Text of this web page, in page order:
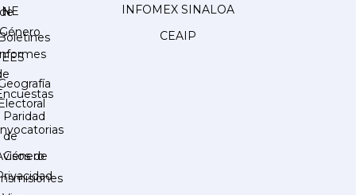
de
de
Género
Paridad
de
Género
INFOMEX SINALOA
CEAIP